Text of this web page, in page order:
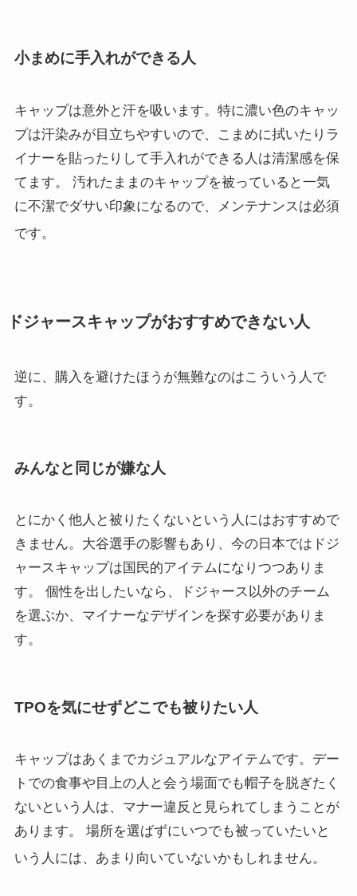
小まめに手入れができる人
キャップは意外と汗を吸います。特に濃い色のキャッ
プは汗染みが目立ちやすいので、こまめに拭いたりラ
イナーを貼ったりして手入れができる人は清潔感を保
てます。 汚れたままのキャップを被っていると一気
に不潔でダサい印象になるので、メンテナンスは必須
です。
ドジャースキャップがおすすめできない人
逆に、購入を避けたほうが無難なのはこういう人で
す。
みんなと同じが嫌な人
とにかく他人と被りたくないという人にはおすすめで
きません。大谷選手の影響もあり、今の日本ではドジ
ャースキャップは国民的アイテムになりつつありま
す。 個性を出したいなら、ドジャース以外のチーム
を選ぶか、マイナーなデザインを探す必要がありま
す。
TPOを気にせずどこでも被りたい人
キャップはあくまでカジュアルなアイテムです。デー
トでの食事や目上の人と会う場面でも帽子を脱ぎたく
ないという人は、マナー違反と見られてしまうことが
あります。 場所を選ばずにいつでも被っていたいと
いう人には、あまり向いていないかもしれません。